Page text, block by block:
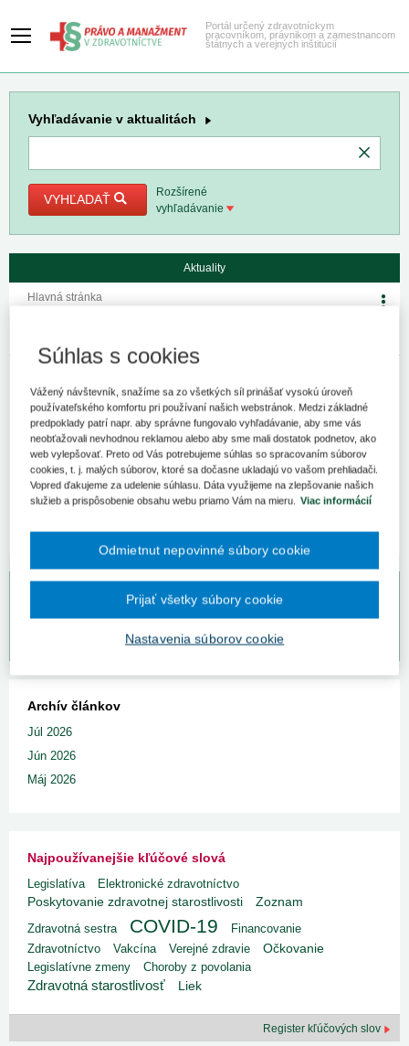
Portál určený zdravotníckym
pracovníkom, právnikom a zamestnancom
štátnych a verejných inštitúcií
Vyhľadávanie v aktualitách
VYHĽADAŤ
Rozšírené
vyhľadávanie
Aktuality
Hlavná stránka
Úrad pre dohľad nad zdravotnou starostlivosťou dňa 29. septembra
2022 vydalVestník č. 11. Vestník obsahuje
Správu o stave
verejného zdravotného poistenia za rok 2021.
Celé znenie Správy o stave vykonávania verejného zdravotného
poistenia za rok 2021 nájdetetu.
Bezplatný odpovedný servis pre predplatiteľov
Vaše otázky môžete zadať na www.otazkyodpovede.sk
Archív článkov
Júl 2026
Jún 2026
Máj 2026
Najpoužívanejšie kľúčové slová
Legislatíva Elektronické zdravotníctvo
Poskytovanie zdravotnej starostlivosti
Zoznam
Zdravotná sestra
COVID-19
Financovanie
Zdravotníctvo
Vakcína Verejné zdravie
Očkovanie
Legislatívne zmeny
Choroby z povolania
Zdravotná starostlivosť Liek
Register kľúčových slov
Súhlas s cookies
Vážený návštevník, snažíme sa zo všetkých síl prinášať vysokú úroveň
používateľského komfortu pri používaní našich webstránok. Medzi základné
predpoklady patrí napr. aby správne fungovalo vyhľadávanie, aby sme vás
neobťažovali nevhodnou reklamou alebo aby sme mali dostatok podnetov, ako
web vylepšovať. Preto od Vás potrebujeme súhlas so spracovaním súborov
cookies, t. j. malých súborov, ktoré sa dočasne ukladajú vo vašom prehliadači.
Vopred ďakujeme za udelenie súhlasu. Dáta využijeme na zlepšovanie našich
služieb a prispôsobenie obsahu webu priamo Vám na mieru. Viac informácií
Nastavenia súborov cookie
Odmietnut nepovinné súbory cookie
Prijať všetky súbory cookie